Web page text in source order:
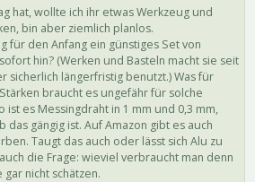
hat, wollte ich ihr etwas Werkzeug und
bin aber ziemlich planlos.
für den Anfang ein günstiges Set von
hin? (Werken und Basteln macht sie seit
sicherlich längerfristig benutzt.) Was für
braucht es ungefähr für solche
ist es Messingdraht in 1 mm und 0,3 mm,
das gängig ist. Auf Amazon gibt es auch
Taugt das auch oder lässt sich Alu zu
die Frage: wieviel verbraucht man denn
gar nicht schätzen.